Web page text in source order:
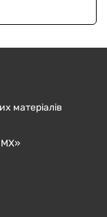
матеріалів